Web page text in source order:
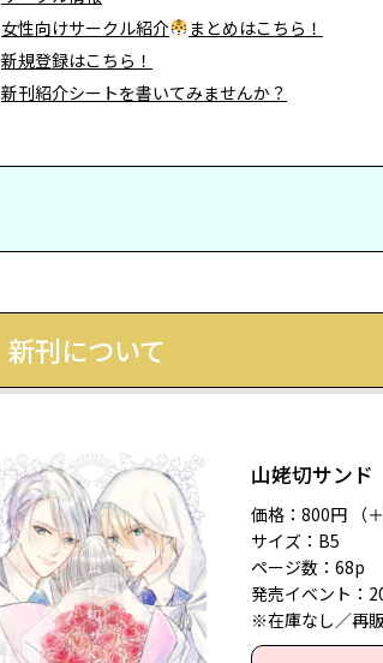
女性向けサークル紹介
まとめはこちら！
新規登録はこちら！
新刊紹介シートを書いてみませんか？
新刊について
山姥切サンド
価格：800円 （＋
サイズ：B5
ページ数：68p
発売イベント：
※在庫なし／再